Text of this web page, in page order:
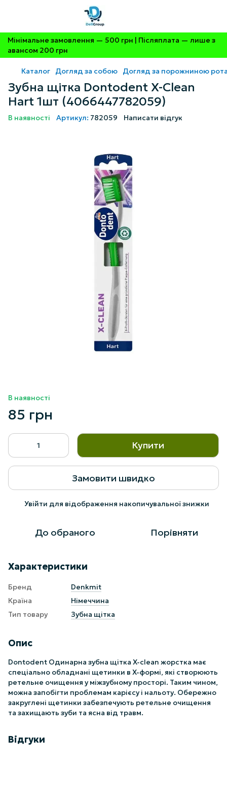
Мінімальне замовлення — 500 грн | Післяплата — лише з
авансом 200 грн
Каталог Догляд за собою Догляд за порожниною
Зубна щітка Dontodent X-Clean
Hart 1шт (4066447782059)
В наявності Артикул: 782059 Написати відгук
В наявності
85 грн
Купити
Замовити швидко
Увійти для відображення накопичувальної знижки
До обраного Порівняти
Характеристики
Бренд
Denkmit
Країна
Німеччина
Тип товару
Зубна щітка
Опис
Dontodent Одинарна зубна щітка X-clean жорстка має
спеціально обладнані щетинки в X-формі, які створюють
ретельне очищення у міжзубному просторі. Таким чином,
можна запобігти проблемам карієсу і нальоту. Обережно
закруглені щетинки забезпечують ретельне очищення
та захищають зуби та ясна від травм.
Відгуки